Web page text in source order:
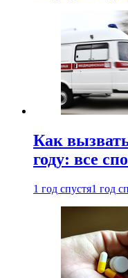
Как
году: все
1 год спустя1 год